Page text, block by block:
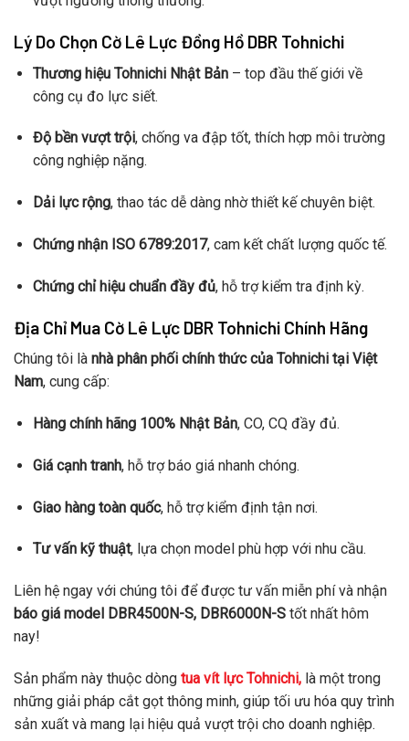
Lý Do Chọn Cờ Lê Lực Đồng Hồ DBR Tohnichi
Thương hiệu Tohnichi Nhật Bản– top đầu thế giới về
công cụ đo lực siết.
Độ bền vượt trội, chống va đập tốt, thích hợp môi trường
công nghiệp nặng.
Dải lực rộng, thao tác dễ dàng nhờ thiết kế chuyên biệt.
Chứng nhận ISO 6789:2017, cam kết chất lượng quốc tế.
Chứng chỉ hiệu chuẩn đầy đủ, hỗ trợ kiểm tra định kỳ.
Địa Chỉ Mua Cờ Lê Lực DBR Tohnichi Chính Hãng
Chúng tôi là nhà phân phối chính thức của Tohnichi tại Việt
Nam, cung cấp:
Hàng chính hãng 100% Nhật Bản, CO, CQ đầy đủ.
Giá cạnh tranh, hỗ trợ báo giá nhanh chóng.
Giao hàng toàn quốc, hỗ trợ kiểm định tận nơi.
Tư vấn kỹ thuật, lựa chọn model phù hợp với nhu cầu.
Liên hệ ngay với chúng tôi để được tư vấn miễn phí và nhận
báo giá model DBR4500N-S, DBR6000N-S tốt nhất hôm
nay!
Sản phẩm này thuộc dòng tua vít lực Tohnichi, là một trong
những giải pháp cắt gọt thông minh, giúp tối ưu hóa quy trình
sản xuất và mang lại hiệu quả vượt trội cho doanh nghiệp.